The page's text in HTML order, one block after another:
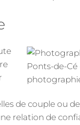
de couple ou
relation de